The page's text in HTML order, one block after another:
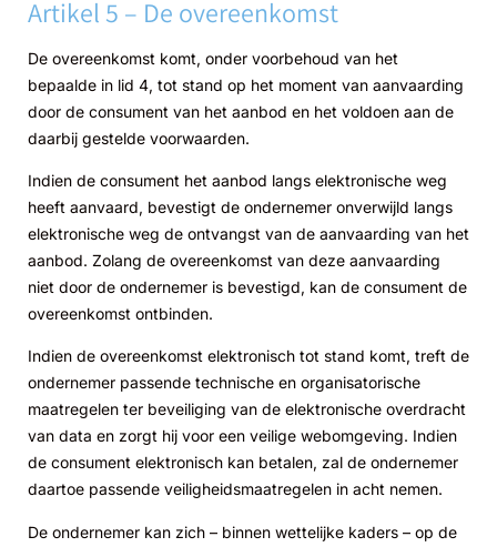
Artikel 5 – De overeenkomst
De overeenkomst komt, onder voorbehoud van het
bepaalde in lid 4, tot stand op het moment van aanvaarding
door de consument van het aanbod en het voldoen aan de
daarbij gestelde voorwaarden.
Indien de consument het aanbod langs elektronische weg
heeft aanvaard, bevestigt de ondernemer onverwijld langs
elektronische weg de ontvangst van de aanvaarding van het
aanbod. Zolang de overeenkomst van deze aanvaarding
niet door de ondernemer is bevestigd, kan de consument de
overeenkomst ontbinden.
Indien de overeenkomst elektronisch tot stand komt, treft de
ondernemer passende technische en organisatorische
maatregelen ter beveiliging van de elektronische overdracht
van data en zorgt hij voor een veilige webomgeving. Indien
de consument elektronisch kan betalen, zal de ondernemer
daartoe passende veiligheidsmaatregelen in acht nemen.
De ondernemer kan zich – binnen wettelijke kaders – op de